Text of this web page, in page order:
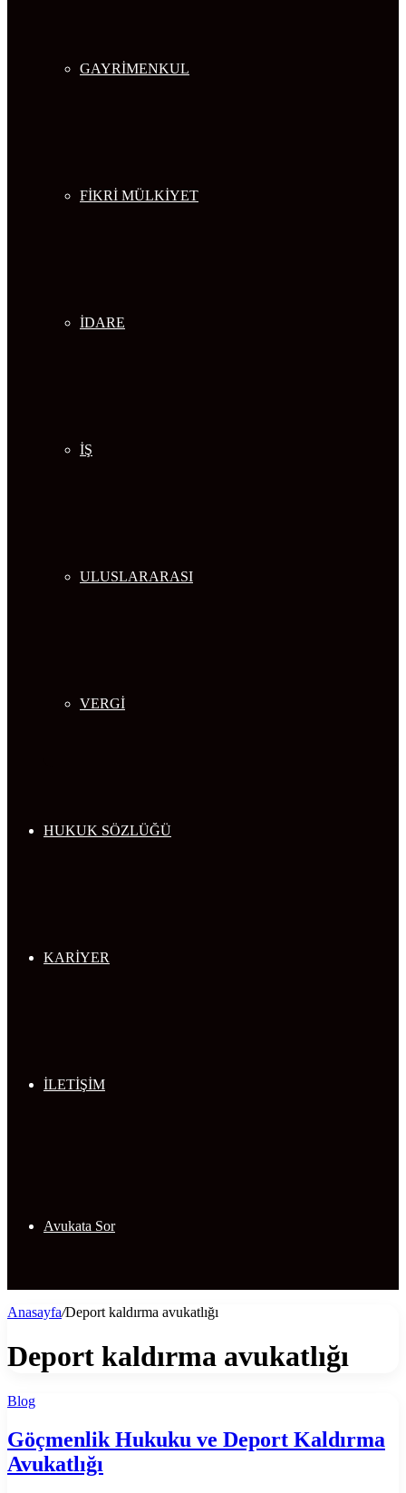
GAYRİMENKUL
FİKRİ MÜLKİYET
İDARE
İŞ
ULUSLARARASI
VERGİ
HUKUK SÖZLÜĞÜ
KARİYER
İLETİŞİM
Avukata Sor
Anasayfa/Deport kaldırma avukatlığı
Deport kaldırma avukatlığı
Blog
Göçmenlik Hukuku ve Deport Kaldırma
Avukatlığı